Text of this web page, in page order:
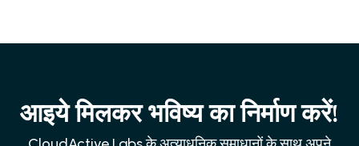
आइये मिलकर भविष्य का निर्माण करें!